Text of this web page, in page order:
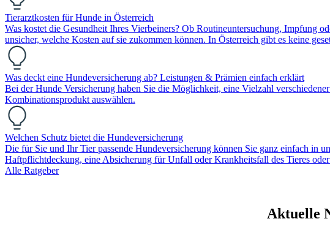
Tierarztkosten für Hunde in Österreich
Was kostet die Gesundheit Ihres Vierbeiners? Ob Routineuntersuchung, Impfung
unsicher, welche Kosten auf sie zukommen können. In Österreich gibt es keine
Was deckt eine Hundeversicherung ab? Leistungen & Prämien einfach erklärt
Bei der Hunde Versicherung haben Sie die Möglichkeit, eine Vielzahl
Kombinationsprodukt auswählen.
Welchen Schutz bietet die Hundeversicherung
Die für Sie und Ihr Tier passende Hundeversicherung können Sie ganz einfach in
Haftpflichtdeckung, eine Absicherung für Unfall oder Krankheitsfall des Tieres
Alle Ratgeber
Aktuelle